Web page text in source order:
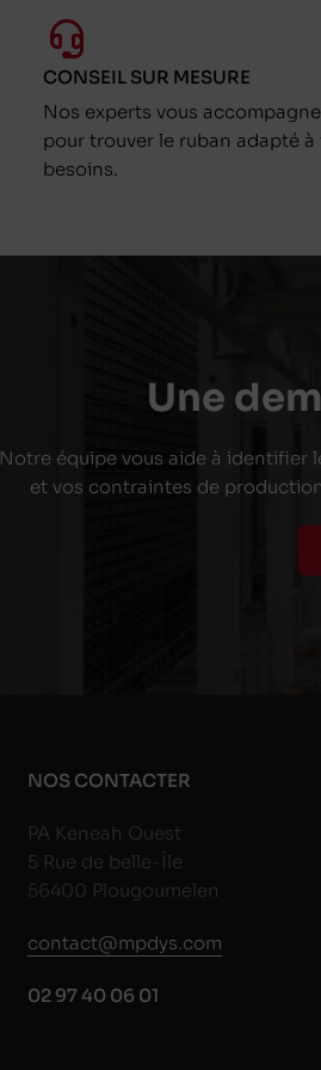
CONSEIL SUR MESURE
Nos experts vous
pour trouver le ruban adapté à
besoins.
Une
Notre équipe vous aide à identifier
et vos contraintes de
NOS CONTACTER
PA Keneah Ouest
5 Rue de belle-Île
56400 Plougoumelen
contact@mpdys.com
02 97 40 06 01